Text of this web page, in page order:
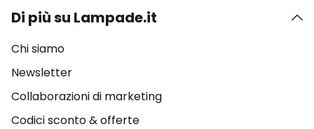
Di più su Lampade.it
Chi siamo
Newsletter
Collaborazioni di marketing
Codici sconto & offerte